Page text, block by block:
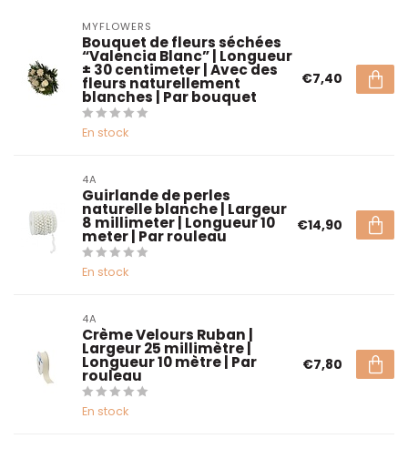
MYFLOWERS
Bouquet de fleurs séchées
“Valencia Blanc” | Longueur
± 30 centimeter | Avec des
fleurs naturellement
blanches | Par bouquet
En stock
€7,40
4A
Guirlande de perles
naturelle blanche | Largeur
8 millimeter | Longueur 10
meter | Par rouleau
En stock
€14,90
4A
Crème Velours Ruban |
Largeur 25 millimètre |
Longueur 10 mètre | Par
rouleau
En stock
€7,80